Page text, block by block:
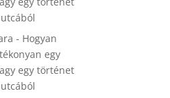
- Hogyan
egy
egy történet